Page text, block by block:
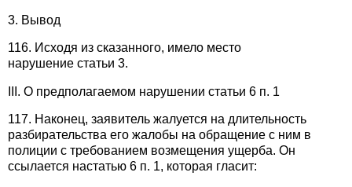
3. Вывод
116. Исходя из сказанного, имело место
нарушение статьи 3.
III. О предполагаемом нарушении статьи 6 п. 1
117. Наконец, заявитель жалуется на длительность
разбирательства его жалобы на обращение с ним в
полиции с требованием возмещения ущерба. Он
ссылается настатью 6 п. 1, которая гласит: